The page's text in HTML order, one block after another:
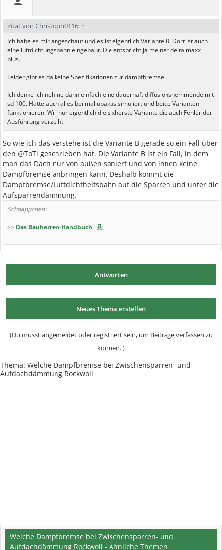
Zitat von Christoph0116: ↑
Ich habe es mir angeschaut und es ist eigentlich Variante B. Dort ist auch
eine luftdichtungsbahn eingebaut. Die entspricht ja meiner delta maxx
plus.
Leider gibt es da keine Spezifikationen zur dampfbremse.
Ich denke ich nehme dann einfach eine dauerhaft diffusionshemmende mit
sd 100. Hatte auch alles bei mal ubakus simuliert und beide Varianten
funktionieren. Will nur eigentlich die sixherste Variante die auch Fehler der
Ausführung verzeiht
So wie ich das verstehe ist die Variante B gerade so ein Fall über
den @ToTi geschrieben hat. Die Variante B ist ein Fall, in dem
man das Dach nur von außen saniert und von innen keine
Dampfbremse anbringen kann. Deshalb kommt die
Dampfbremse/Luftdichtheitsbahn auf die Sparren und unter die
Aufsparrendämmung.
Schnäppchen:
>> Das Bauherren-Handbuch
Antworten
Neues Thema erstellen
(Du musst angemeldet oder registriert sein, um Beiträge verfassen zu
können. )
Thema: Welche Dampfbremse bei Zwischensparren- und
Aufdachdämmung Rockwoll
Welche Dampfbremse bei Zwischensparren- und
Aufdachdämmung Rockwoll - Ähnliche Themen